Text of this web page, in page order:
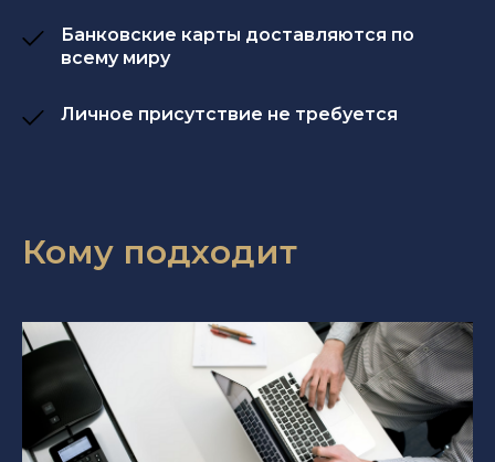
Банковские карты доставляются по
всему миру
Личное присутствие не требуется
Кому подходит